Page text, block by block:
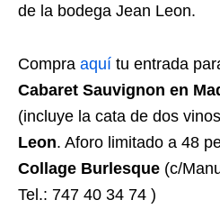
de la bodega Jean Leon.
Compra aquí tu entrada
Cabaret Sauvignon en
(incluye la cata de dos
Leon. Aforo limitado a 48
Collage Burlesque (c/
Tel.: 747 40 34 74 )